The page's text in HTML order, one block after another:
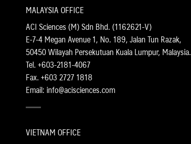
MALAYSIA OFFICE
ACI Sciences (M) Sdn Bhd. (1162621-V)
E-7-4 Megan Avenue 1, No. 189, Jalan Tun Razak,
50450 Wilayah Persekutuan Kuala Lumpur, Malaysia.
Tel. +603-2181-4067
Fax. +603 2727 1818
Email: info@acisciences.com
VIETNAM OFFICE